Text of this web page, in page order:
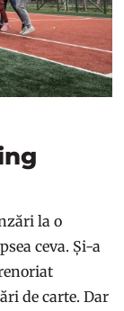
la o
ceva. Și-a
de carte. Dar